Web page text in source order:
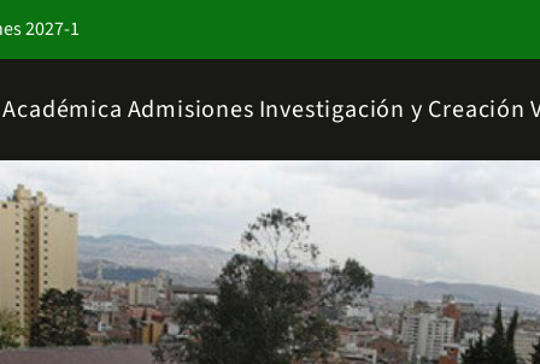
2027-1
Admisiones Investigación y Creación